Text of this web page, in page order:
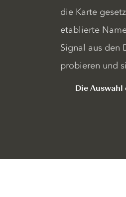
die Karte
etablierte
Signal aus den
probieren und
Die Auswahl